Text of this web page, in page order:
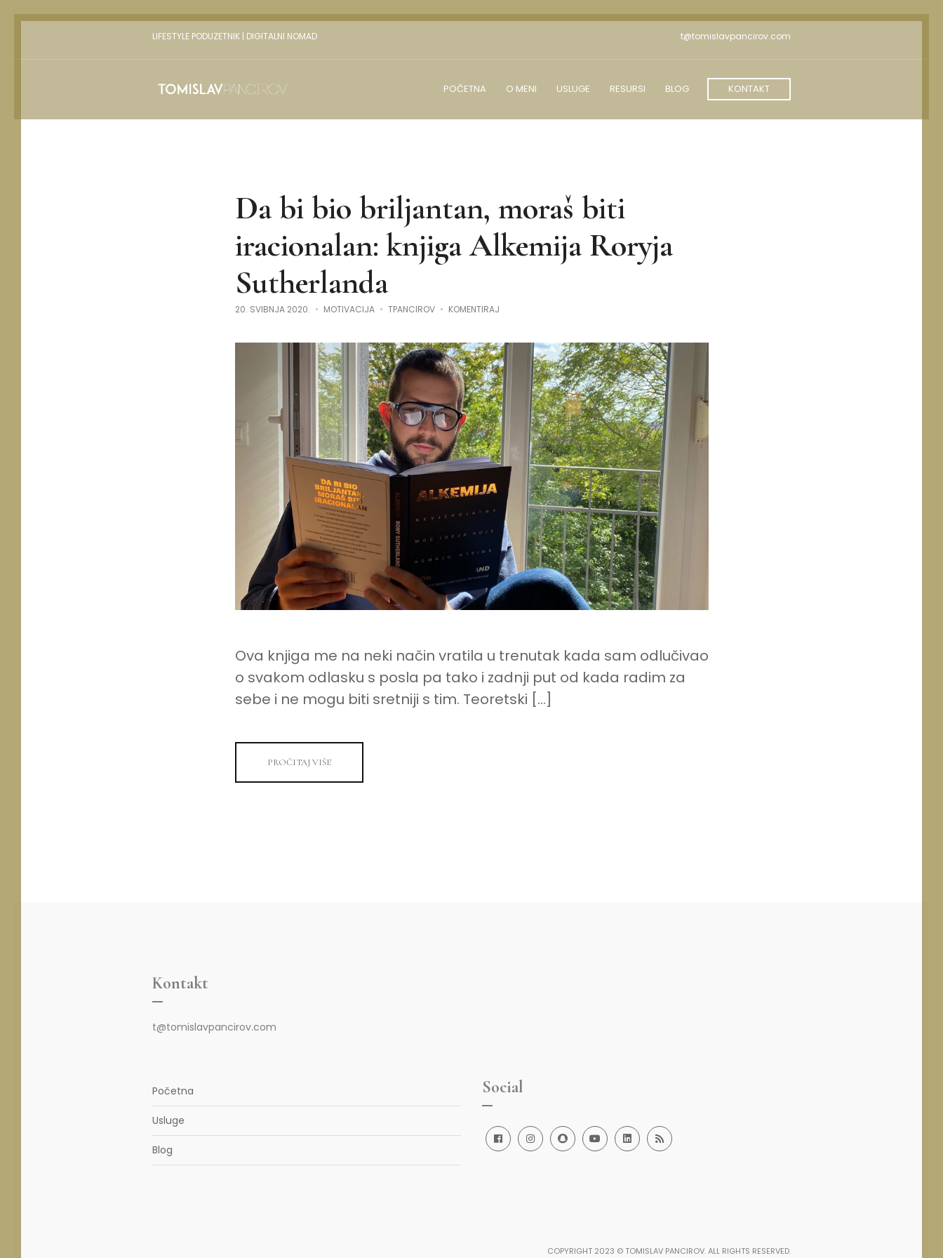
LIFESTYLE PODUZETNIK | DIGITALNI NOMAD t@tomislavpancirov.com
POČETNA O MENI USLUGE RESURSI BLOG KONTAKT
Da bi bio briljantan, moraš biti
iracionalan: knjiga Alkemija Roryja
Sutherlanda
20. SVIBNJA 2020. MOTIVACIJA TPANCIROV KOMENTIRAJNA
BRILJANTAN,
MORAŠ
BITI
IRACIONALAN:
KNJIGA
ALKEMIJA
RORYJA
SUTHERLANDA
Ova knjiga me na neki način vratila u trenutak kada sam odlučivao
o svakom odlasku s posla pa tako i zadnji put od kada radim za
sebe i ne mogu biti sretniji s tim. Teoretski […]
PROČITAJ VIŠE
Kontakt
t@tomislavpancirov.com
Početna
Usluge
Blog
Social
COPYRIGHT 2023 © TOMISLAV PANCIROV. ALL RIGHTS RESERVED.